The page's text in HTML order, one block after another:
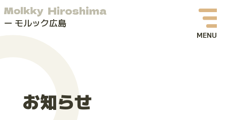
モルックってなに？
モルック広島
お知らせ